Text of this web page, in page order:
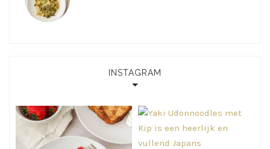
INSTAGRAM